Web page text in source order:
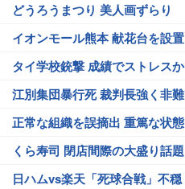
どうろうまつり 美人画ずらり
イオンモール熊本 献花台を設置
タイ学校銃撃 成績でストレスか
江別集団暴行死 裁判長強く非難
正常な組織を誤摘出 重篤な状態
くら寿司 閉店間際の大盛り話題
日ハムvs楽天「死球合戦」不穏